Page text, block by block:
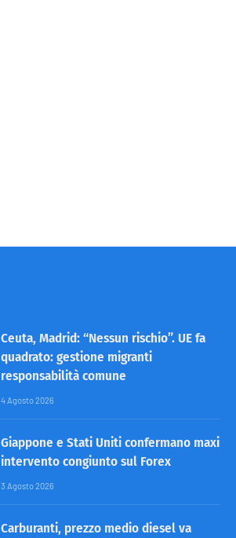
Ceuta, Madrid: “Nessun rischio”. UE fa
quadrato: gestione migranti
responsabilità comune
4 Agosto 2026
Giappone e Stati Uniti confermano maxi
intervento congiunto sul Forex
3 Agosto 2026
Carburanti, prezzo medio diesel va